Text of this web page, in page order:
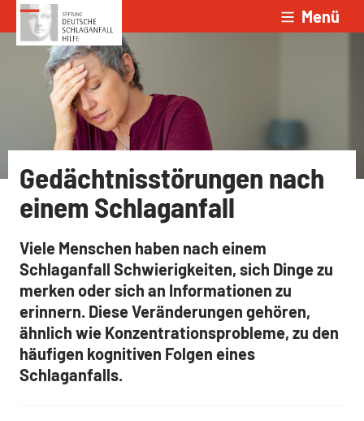
Zum Inhalt springen Menü
Gedächtnisstörungen nach
einem Schlaganfall
Viele Menschen haben nach einem
Schlaganfall Schwierigkeiten, sich Dinge zu
merken oder sich an Informationen zu
erinnern. Diese Veränderungen gehören,
ähnlich wie Konzentrationsprobleme, zu den
häufigen kognitiven Folgen eines
Schlaganfalls.